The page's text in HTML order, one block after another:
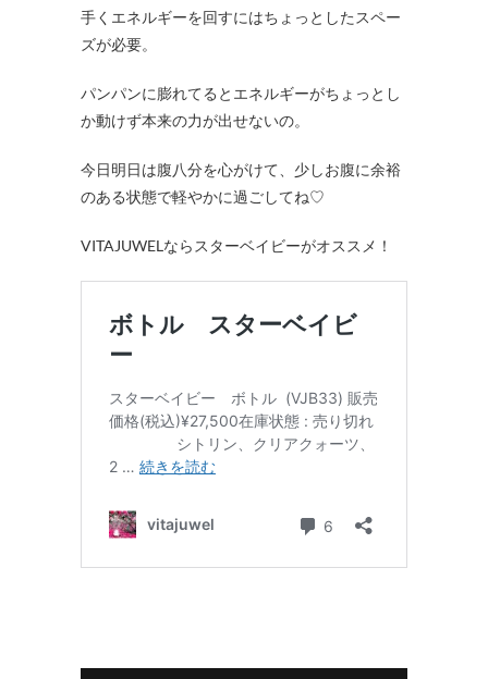
手くエネルギーを回すにはちょっとしたスペー
ズが必要。
パンパンに膨れてるとエネルギーがちょっとし
か動けず本来の力が出せないの。
今日明日は腹八分を心がけて、少しお腹に余裕
のある状態で軽やかに過ごしてね♡
VITAJUWELならスターベイビーがオススメ！